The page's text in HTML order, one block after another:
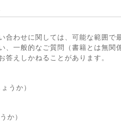
わせに関しては、可能な範囲で
一般的なご質問（書籍とは無関
えしかねることがあります。
うか）
か）